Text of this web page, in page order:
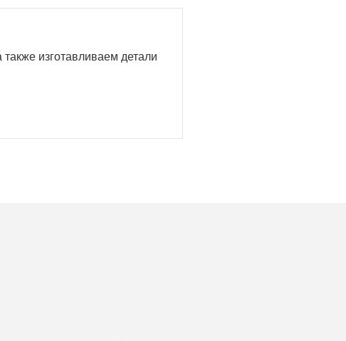
изготавливаем детали